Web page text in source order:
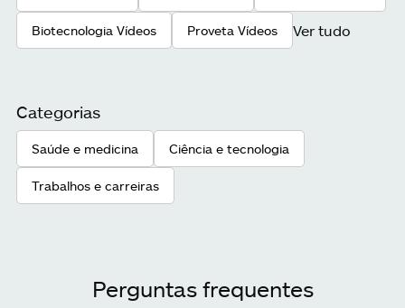
Biotecnologia Vídeos Proveta Vídeos Ver tudo
Categorias
Saúde e medicina Ciência e tecnologia
Trabalhos e carreiras
Perguntas frequentes